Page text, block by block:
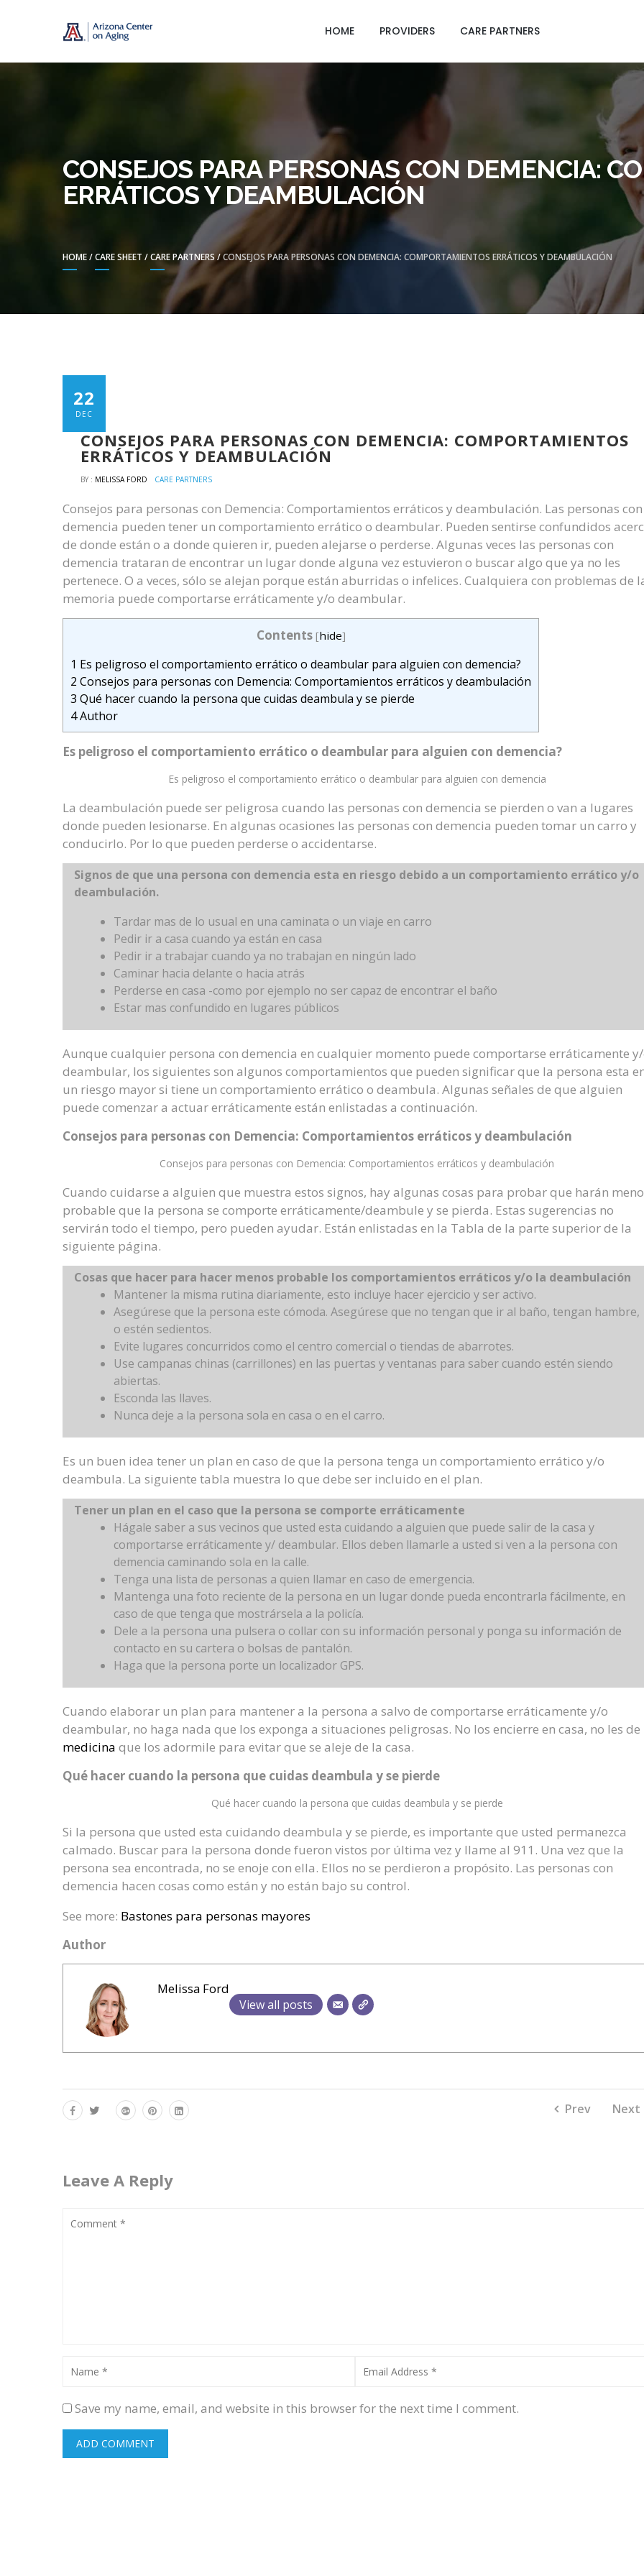
CENTER ON AGING CARE SHEETS
HOME PROVIDERS CARE PARTNERS
CONSEJOS PARA PERSONAS CON DEMENCIA:
ERRÁTICOS Y DEAMBULACIÓN
HOME/CARE SHEET /CARE PARTNERS/CONSEJOS PARA PERSONAS CON DEMENCIA: COMPORTAMIENTOS ERRÁTICOS Y DEAMBULACIÓN
22
DEC
CONSEJOS PARA PERSONAS CON DEMENCIA: COMPORTAMIENTOS
ERRÁTICOS Y DEAMBULACIÓN
BY : MELISSA FORD CARE PARTNERS
Consejos para personas con Demencia: Comportamientos erráticos y deambulación. Las personas con
demencia pueden tener un comportamiento errático o deambular. Pueden sentirse confundidos
de donde están o a donde quieren ir, pueden alejarse o perderse. Algunas veces las personas con
demencia trataran de encontrar un lugar donde alguna vez estuvieron o buscar algo que ya no les
pertenece. O a veces, sólo se alejan porque están aburridas o infelices. Cualquiera con problemas de
memoria puede comportarse erráticamente y/o deambular.
Contents [hide]
1 Es peligroso el comportamiento errático o deambular para alguien con demencia?
2 Consejos para personas con Demencia: Comportamientos erráticos y deambulación
3 Qué hacer cuando la persona que cuidas deambula y se pierde
4Author
Es peligroso el comportamiento errático o deambular para alguien con demencia?
Es peligroso el comportamiento errático o deambular para alguien con demencia
La deambulación puede ser peligrosa cuando las personas con demencia se pierden o van a lugares
donde pueden lesionarse. En algunas ocasiones las personas con demencia pueden tomar un carro y
conducirlo. Por lo que pueden perderse o accidentarse.
Signos de que una persona con demencia esta en riesgo debido a un comportamiento errático y/o
deambulación.
Tardar mas de lo usual en una caminata o un viaje en carro
Pedir ir a casa cuando ya están en casa
Pedir ir a trabajar cuando ya no trabajan en ningún lado
Caminar hacia delante o hacia atrás
Perderse en casa -como por ejemplo no ser capaz de encontrar el baño
Estar mas confundido en lugares públicos
Aunque cualquier persona con demencia en cualquier momento puede comportarse erráticamente
deambular, los siguientes son algunos comportamientos que pueden significar que la persona esta
un riesgo mayor si tiene un comportamiento errático o deambula. Algunas señales de que alguien
puede comenzar a actuar erráticamente están enlistadas a continuación.
Consejos para personas con Demencia: Comportamientos erráticos y deambulación
Consejos para personas con Demencia: Comportamientos erráticos y deambulación
Cuando cuidarse a alguien que muestra estos signos, hay algunas cosas para probar que harán
probable que la persona se comporte erráticamente/deambule y se pierda. Estas sugerencias no
servirán todo el tiempo, pero pueden ayudar. Están enlistadas en la Tabla de la parte superior de la
siguiente página.
Cosas que hacer para hacer menos probable los comportamientos erráticos y/o la deambulación
Mantener la misma rutina diariamente, esto incluye hacer ejercicio y ser activo.
Asegúrese que la persona este cómoda. Asegúrese que no tengan que ir al baño, tengan hambre,
o estén sedientos.
Evite lugares concurridos como el centro comercial o tiendas de abarrotes.
Use campanas chinas (carrillones) en las puertas y ventanas para saber cuando estén siendo
abiertas.
Esconda las llaves.
Nunca deje a la persona sola en casa o en el carro.
Es un buen idea tener un plan en caso de que la persona tenga un comportamiento errático y/o
deambula. La siguiente tabla muestra lo que debe ser incluido en el plan.
Tener un plan en el caso que la persona se comporte erráticamente
Hágale saber a sus vecinos que usted esta cuidando a alguien que puede salir de la casa y
comportarse erráticamente y/ deambular. Ellos deben llamarle a usted si ven a la persona con
demencia caminando sola en la calle.
Tenga una lista de personas a quien llamar en caso de emergencia.
Mantenga una foto reciente de la persona en un lugar donde pueda encontrarla fácilmente, en
caso de que tenga que mostrársela a la policía.
Dele a la persona una pulsera o collar con su información personal y ponga su información de
contacto en su cartera o bolsas de pantalón.
Haga que la persona porte un localizador GPS.
Cuando elaborar un plan para mantener a la persona a salvo de comportarse erráticamente y/o
deambular, no haga nada que los exponga a situaciones peligrosas. No los encierre en casa, no les de
medicina que los adormile para evitar que se aleje de la casa.
Qué hacer cuando la persona que cuidas deambula y se pierde
Qué hacer cuando la persona que cuidas deambula y se pierde
Si la persona que usted esta cuidando deambula y se pierde, es importante que usted permanezca
calmado. Buscar para la persona donde fueron vistos por última vez y llame al 911. Una vez que la
persona sea encontrada, no se enoje con ella. Ellos no se perdieron a propósito. Las personas con
demencia hacen cosas como están y no están bajo su control.
See more: Bastones para personas mayores
Author
Melissa Ford
View all posts
Prev Next
Leave A Reply
Save my name, email, and website in this browser for the next time I comment.